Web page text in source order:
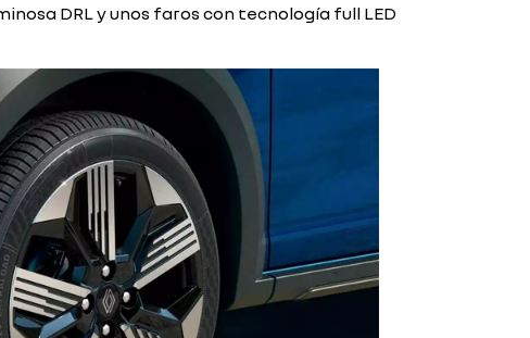
DRL y unos faros con tecnología full LED